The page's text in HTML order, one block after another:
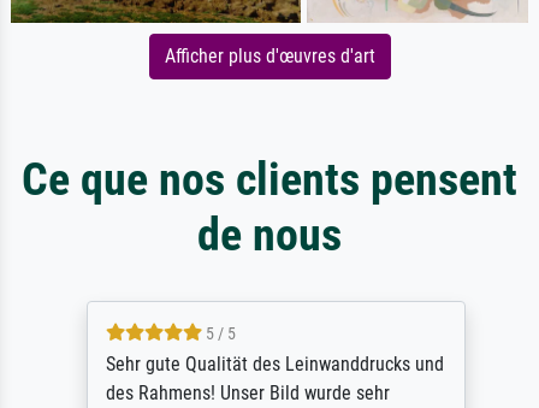
Afficher plus d'œuvres d'art
Ce que nos clients pensent
de nous
5 / 5
Sehr gute Qualität des Leinwanddrucks und
des Rahmens! Unser Bild wurde sehr